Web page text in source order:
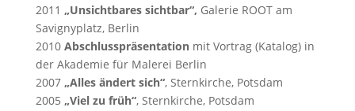
2011 „Unsichtbares sichtbar“, Galerie ROOT am
Savignyplatz, Berlin
2010 Abschlusspräsentationmit Vortrag (Katalog) in
der Akademie für Malerei Berlin
2007 „Alles ändert sich“, Sternkirche, Potsdam
2005 „Viel zu früh“, Sternkirche, Potsdam